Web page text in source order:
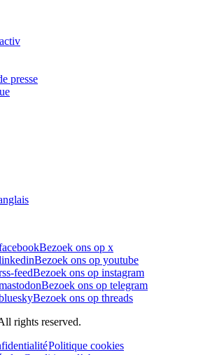
presse
Bezoek ons op x
Bezoek ons op youtube
feedBezoek ons op instagram
Bezoek ons op telegram
Bezoek ons op threads
rights reserved.
Politique cookies